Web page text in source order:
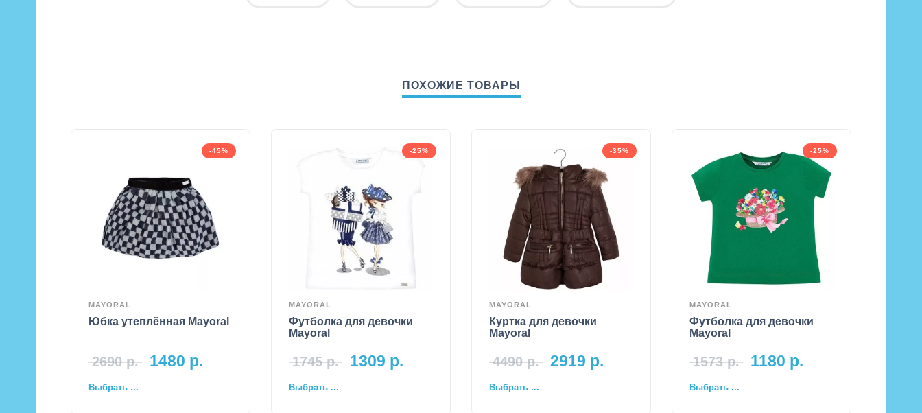
ПОХОЖИЕ ТОВАРЫ
-45%
MAYORAL
Юбка утеплённая Mayoral
2690р. 1480 р.
Выбрать ...
-25%
MAYORAL
Футболка для девочки
Mayoral
1745р. 1309 р.
Выбрать ...
-35%
MAYORAL
Куртка для девочки
Mayoral
4490р. 2919 р.
Выбрать ...
-25%
MAYORAL
Футболка для девочки
Mayoral
1573р. 1180 р.
Выбрать ...